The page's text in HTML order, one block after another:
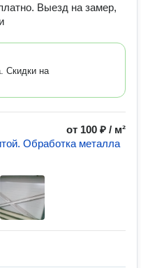
Выезд на замер,
Скидки на
от 100 ₽ / м²
Обработка металла